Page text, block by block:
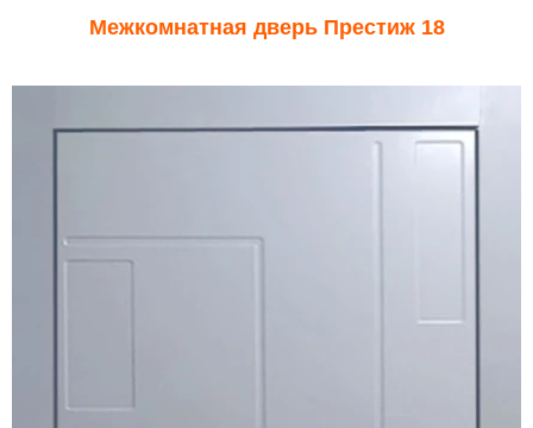
Межкомнатная дверь Престиж 18